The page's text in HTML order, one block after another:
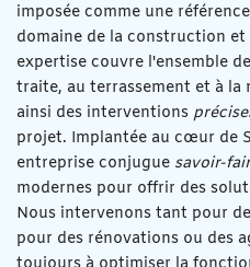
imposée comme une
domaine de la construction
expertise couvre l'ensemble
traite, au terrassement et à la
ainsi des interventions
projet. Implantée au cœur de
entreprise conjugue savoir-
modernes pour offrir des
Nous intervenons tant pour
pour des rénovations ou des